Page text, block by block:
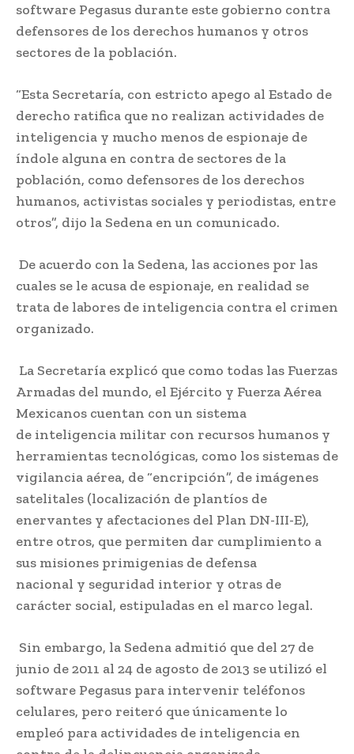
software Pegasus durante este gobierno contra
defensores de los derechos humanos y otros
sectores de la población.
“Esta Secretaría, con estricto apego al Estado de
derecho ratifica que no realizan actividades de
inteligencia y mucho menos de espionaje de
índole alguna en contra de sectores de la
población, como defensores de los derechos
humanos, activistas sociales y periodistas, entre
otros”, dijo la Sedena en un comunicado.
De acuerdo con la Sedena, las acciones por las
cuales se le acusa de espionaje, en realidad se
trata de labores de inteligencia contra el crimen
organizado.
La Secretaría explicó que como todas las Fuerzas
Armadas del mundo, el Ejército y Fuerza Aérea
Mexicanos cuentan con un sistema
de inteligencia militar con recursos humanos y
herramientas tecnológicas, como los sistemas de
vigilancia aérea, de “encripción”, de imágenes
satelitales (localización de plantíos de
enervantes y afectaciones del Plan DN-III-E),
entre otros, que permiten dar cumplimiento a
sus misiones primigenias de defensa
nacional y seguridad interior y otras de
carácter social, estipuladas en el marco legal.
Sin embargo, la Sedena admitió que del 27 de
junio de 2011 al 24 de agosto de 2013 se utilizó el
software Pegasus para intervenir teléfonos
celulares, pero reiteró que únicamente lo
empleó para actividades de inteligencia en